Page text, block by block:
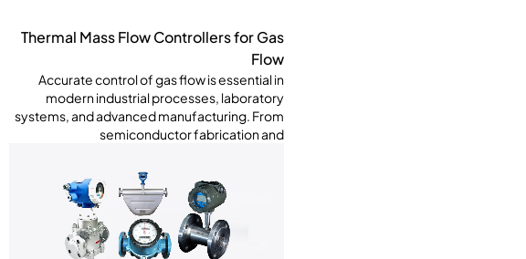
Thermal Mass Flow Controllers for Gas
Flow
Accurate control of gas flow is essential in
modern industrial processes, laboratory
systems, and advanced manufacturing. From
semiconductor fabrication and